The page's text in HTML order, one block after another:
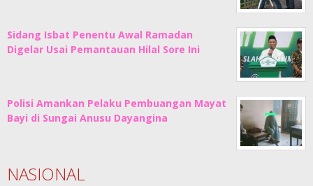
Sidang Isbat Penentu Awal Ramadan
Digelar Usai Pemantauan Hilal Sore Ini
Polisi Amankan Pelaku Pembuangan Mayat
Bayi di Sungai Anusu Dayangina
NASIONAL